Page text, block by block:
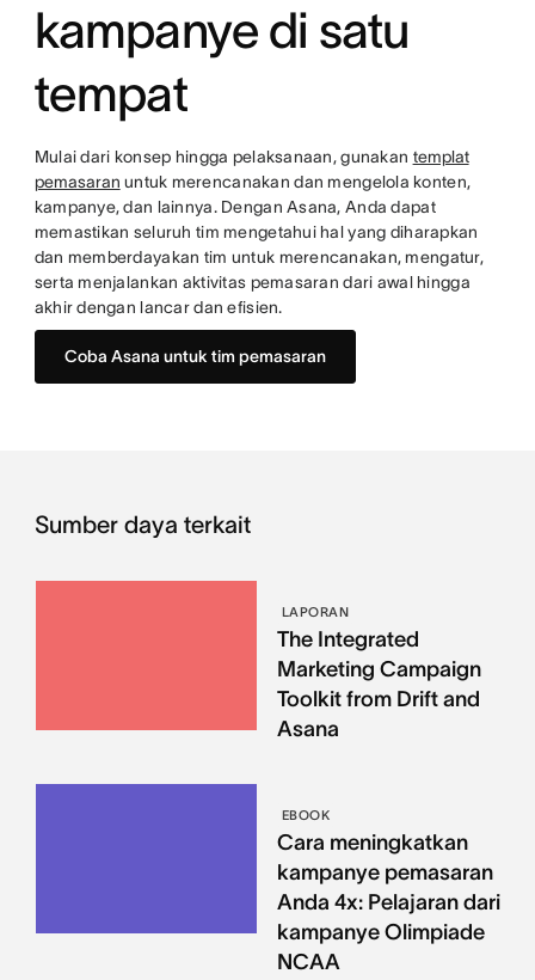
kampanye di satu
tempat
Mulai dari konsep hingga pelaksanaan, gunakan templat
pemasaran untuk merencanakan dan mengelola konten,
kampanye, dan lainnya. Dengan Asana, Anda dapat
memastikan seluruh tim mengetahui hal yang diharapkan
dan memberdayakan tim untuk merencanakan, mengatur,
serta menjalankan aktivitas pemasaran dari awal hingga
akhir dengan lancar dan efisien.
Coba Asana untuk tim pemasaran
Sumber daya terkait
LAPORAN
The Integrated
Marketing Campaign
Toolkit from Drift and
Asana
EBOOK
Cara meningkatkan
kampanye pemasaran
Anda 4x: Pelajaran dari
kampanye Olimpiade
NCAA